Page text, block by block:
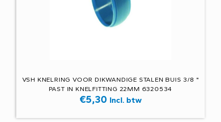
VSH KNELRING VOOR DIKWANDIGE STALEN BUIS 3/8 "
PAST IN KNELFITTING 22MM 6320534
€5,30 Incl. btw